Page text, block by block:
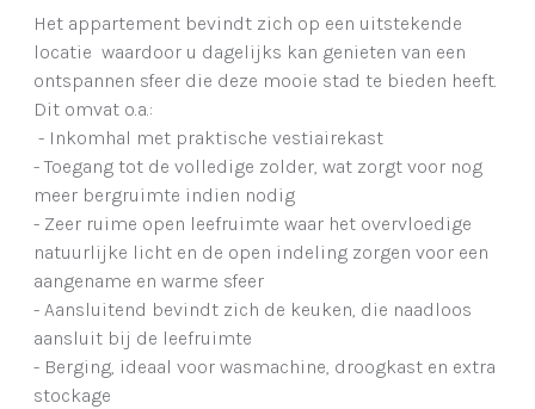
Het appartement bevindt zich op een uitstekende
locatie waardoor u dagelijks kan genieten van een
ontspannen sfeer die deze mooie stad te bieden heeft.
Dit omvat o.a.:
- Inkomhal met praktische vestiairekast
- Toegang tot de volledige zolder, wat zorgt voor nog
meer bergruimte indien nodig
- Zeer ruime open leefruimte waar het overvloedige
natuurlijke licht en de open indeling zorgen voor een
aangename en warme sfeer
- Aansluitend bevindt zich de keuken, die naadloos
aansluit bij de leefruimte
- Berging, ideaal voor wasmachine, droogkast en extra
stockage